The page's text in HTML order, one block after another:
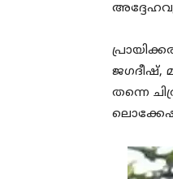
ജഗദീഷ്,
തന്നെ